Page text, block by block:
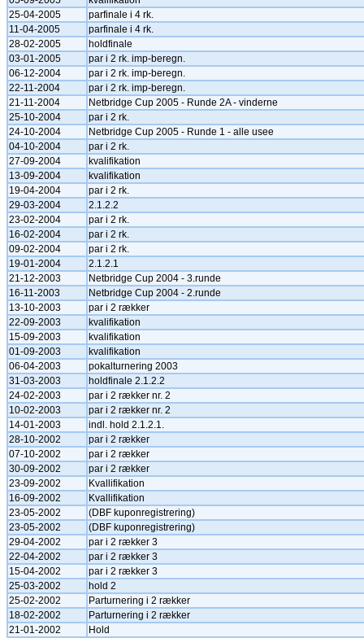
25-04-2005
parfinale i 4 rk.
11-04-2005
parfinale i 4 rk.
28-02-2005
holdfinale
03-01-2005
par i 2 rk. imp-beregn.
06-12-2004
par i 2 rk. imp-beregn.
22-11-2004
par i 2 rk. imp-beregn.
21-11-2004
Netbridge Cup 2005 - Runde 2A - vinderne
25-10-2004
par i 2 rk.
24-10-2004
Netbridge Cup 2005 - Runde 1 - alle usee
04-10-2004
par i 2 rk.
27-09-2004
kvalifikation
13-09-2004
kvalifikation
19-04-2004
par i 2 rk.
29-03-2004
2.1.2.2
23-02-2004
par i 2 rk.
16-02-2004
par i 2 rk.
09-02-2004
par i 2 rk.
19-01-2004
2.1.2.1
21-12-2003
Netbridge Cup 2004 - 3.runde
16-11-2003
Netbridge Cup 2004 - 2.runde
13-10-2003
par i 2 rækker
22-09-2003
kvalifikation
15-09-2003
kvalifikation
01-09-2003
kvalifikation
06-04-2003
pokalturnering 2003
31-03-2003
holdfinale 2.1.2.2
24-02-2003
par i 2 rækker nr. 2
10-02-2003
par i 2 rækker nr. 2
14-01-2003
indl. hold 2.1.2.1.
28-10-2002
par i 2 rækker
07-10-2002
par i 2 rækker
30-09-2002
par i 2 rækker
23-09-2002
Kvallifikation
16-09-2002
Kvallifikation
23-05-2002
(DBF kuponregistrering)
23-05-2002
(DBF kuponregistrering)
29-04-2002
par i 2 rækker 3
22-04-2002
par i 2 rækker 3
15-04-2002
par i 2 rækker 3
25-03-2002
hold 2
25-02-2002
Parturnering i 2 rækker
18-02-2002
Parturnering i 2 rækker
21-01-2002
Hold